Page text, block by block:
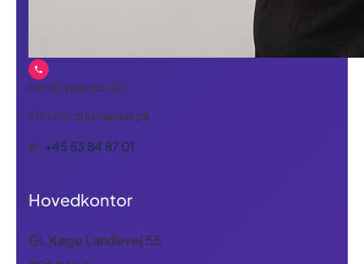
Har du spørgsmål?
Vi er klar til at hjælpe på
tlf. +45 53 84 87 01
Hovedkontor
Gl. Køge Landevej 55